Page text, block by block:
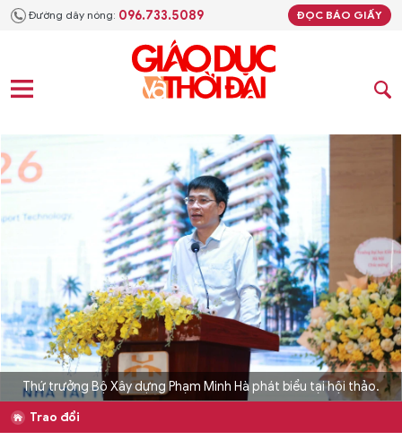
Đường dây nóng: 096.733.5089 ĐỌC BÁO GIẤY
Thứ trưởng Bộ Xây dựng Phạm Minh Hà phát biểu tại hội thảo.
Trao đổi